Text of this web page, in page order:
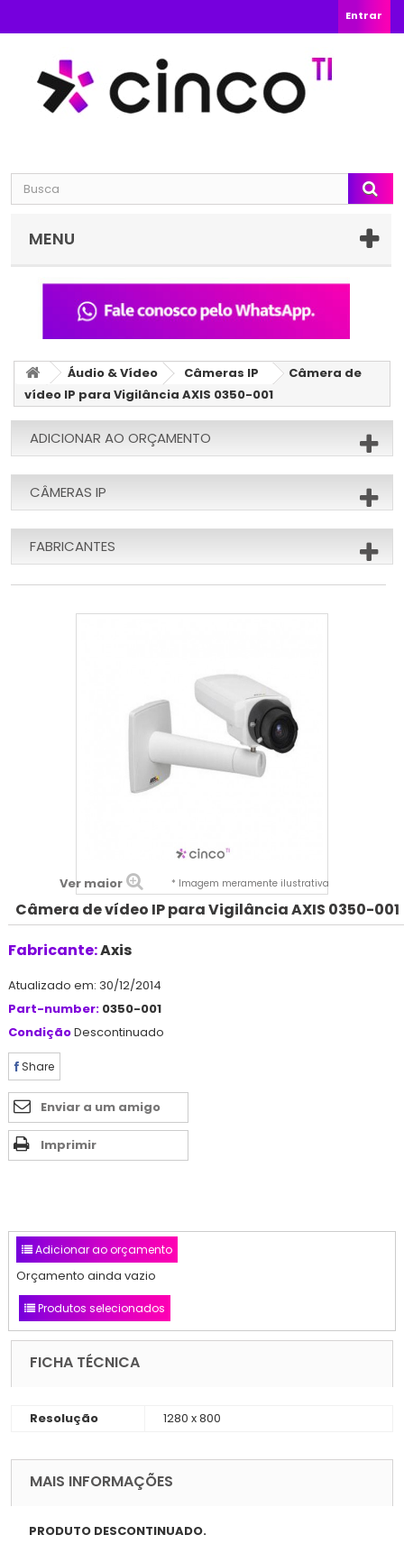
Entrar
MENU
Áudio & Vídeo Câmeras IP
Câmera de
vídeo IP para Vigilância AXIS 0350-001
ADICIONAR AO ORÇAMENTO
CÂMERAS IP
FABRICANTES
Ver maior * Imagem meramente ilustrativa
Câmera de vídeo IP para Vigilância AXIS 0350-001
Fabricante:Axis
Atualizado em: 30/12/2014
Part-number: 0350-001
CondiçãoDescontinuado
Share
Enviar a um amigo
Imprimir
Adicionar ao orçamento
Orçamento ainda vazio
Produtos selecionados
FICHA TÉCNICA
Resolução 1280 x 800
MAIS INFORMAÇÕES
PRODUTO DESCONTINUADO.